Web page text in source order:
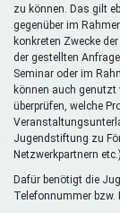
zu können. Das gilt
gegenüber im
konkreten Zwecke
der gestellten
Seminar oder im
können auch
überprüfen, welche
Jugendstiftung zu
Netzwerkpartnern
Dafür benötigt die
Telefonnummer bzw.